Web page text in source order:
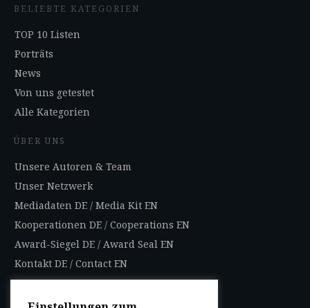
BELIEBTE KATEGORIEN
TOP 10 Listen
Porträts
News
Von uns getestet
Alle Kategorien
ÜBER UNS
Unsere Autoren & Team
Unser Netzwerk
Mediadaten DE / Media Kit EN
Kooperationen DE / Cooperations EN
Award-Siegel DE / Award Seal EN
Kontakt DE / Contact EN
Impressum
Datenschutzbestimmungen